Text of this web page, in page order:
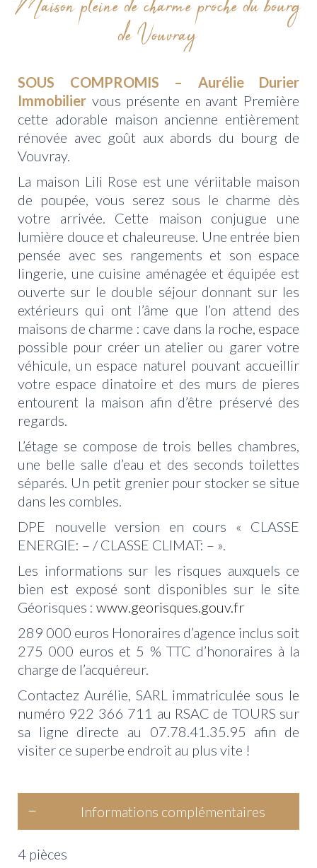
Maison pleine de charme proche du bourg
de Vouvray
SOUS COMPROMIS – Aurélie Durier
Immobilier vous présente en avant Première
cette adorable maison ancienne entièrement
rénovée avec goût aux abords du bourg de
Vouvray.
La maison Lili Rose est une vériitable maison
de poupée, vous serez sous le charme dès
votre arrivée. Cette maison conjugue une
lumière douce et chaleureuse. Une entrée bien
pensée avec ses rangements et son espace
lingerie, une cuisine aménagée et équipée est
ouverte sur le double séjour donnant sur les
extérieurs qui ont l’âme que l’on attend des
maisons de charme : cave dans la roche, espace
possible pour créer un atelier ou garer votre
véhicule, un espace naturel pouvant accueillir
votre espace dinatoire et des murs de pieres
entourent la maison afin d’être préservé des
regards.
L’étage se compose de trois belles chambres,
une belle salle d’eau et des seconds toilettes
séparés. Un petit grenier pour stocker se situe
dans les combles.
DPE nouvelle version en cours « CLASSE
ENERGIE: – / CLASSE CLIMAT: – ».
Les informations sur les risques auxquels ce
bien est exposé sont disponibles sur le site
Géorisques : www.georisques.gouv.fr
289 000 euros Honoraires d’agence inclus soit
275 000 euros et 5 % TTC d’honoraires à la
charge de l’acquéreur.
Contactez Aurélie, SARL immatriculée sous le
numéro 922 366 711 au RSAC de TOURS sur
sa ligne directe au 07.78.41.35.95 afin de
visiter ce superbe endroit au plus vite !
Informations complémentaires
4 pièces